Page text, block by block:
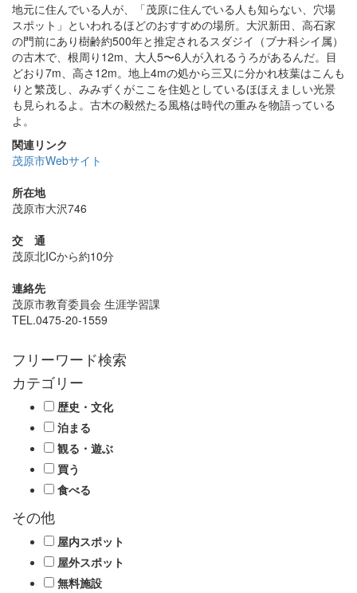
地元に住んでいる人が、「茂原に住んでいる人も知らない、穴場
スポット」といわれるほどのおすすめの場所。大沢新田、高石家
の門前にあり樹齢約500年と推定されるスダジイ（ブナ科シイ属）
の古木で、根周り12m、大人5〜6人が入れるうろがあるんだ。目
どおり7m、高さ12m。地上4mの処から三又に分かれ枝葉はこんも
りと繁茂し、みみずくがここを住処としているほほえましい光景
も見られるよ。古木の毅然たる風格は時代の重みを物語っている
よ。
関連リンク
茂原市Webサイト
所在地
茂原市大沢746
交 通
茂原北ICから約10分
連絡先
茂原市教育委員会 生涯学習課
TEL.0475-20-1559
フリーワード検索
カテゴリー
歴史・文化
泊まる
観る・遊ぶ
買う
食べる
その他
屋内スポット
屋外スポット
無料施設